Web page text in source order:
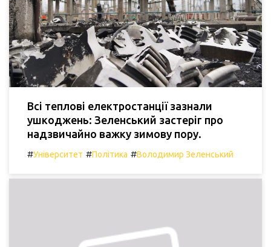
Всі теплові електростанції зазнали
ушкоджень: Зеленський застеріг про
надзвичайно важку зимову пору.
#Університет #Політика #Володимир Зеленський